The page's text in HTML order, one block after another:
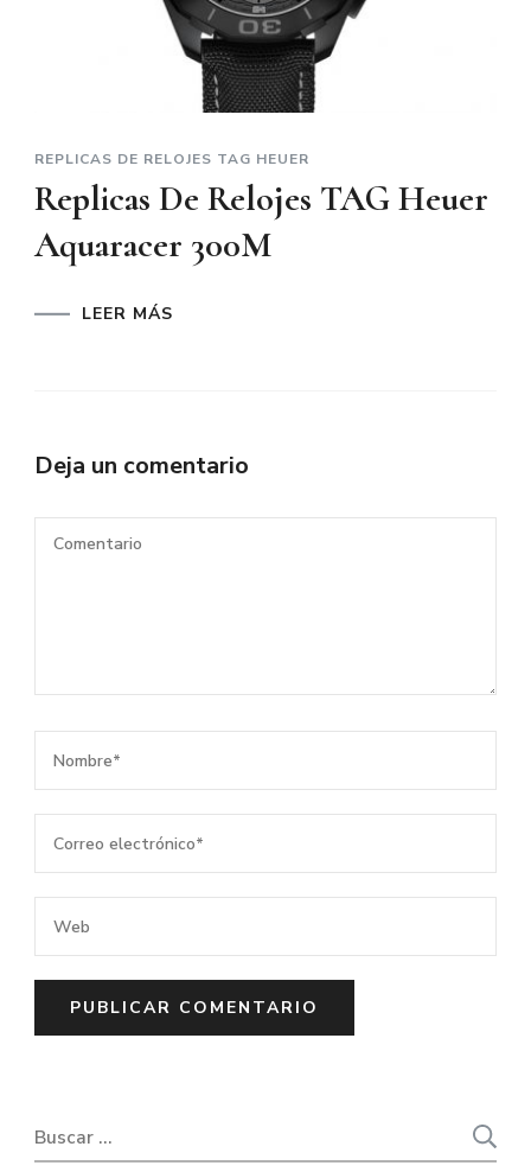
REPLICAS DE RELOJES TAG HEUER
Replicas De Relojes TAG Heuer
Aquaracer 300M
LEER MÁS
Deja un comentario
Buscar: